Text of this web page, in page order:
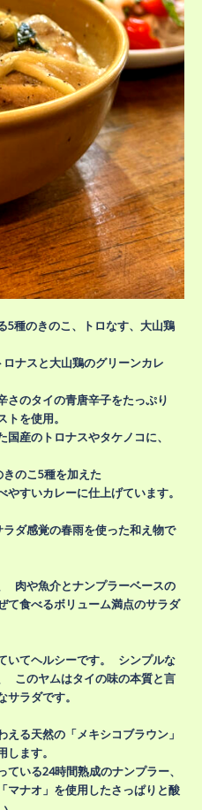
5種のきのこ、トロなす、大山鶏
ナスと大山鶏のグリーンカレ
さのタイの青唐辛子をたっぷり
を使用。
国産のトロナスやタケノコに、
のこ5種を加えた
すいカレーに仕上げています。
ダ感覚の春雨を使った和え物で
肉や魚介とナンプラーベースの
て食べるボリューム満点のサラダ
いてヘルシーです。 シンプルな
このヤムはタイの味の本質と言
ラダです。
る天然の「メキシコブラウン」
ます。
いる24時間熟成のナンプラー、
マナオ」を使用したさっぱりと酸